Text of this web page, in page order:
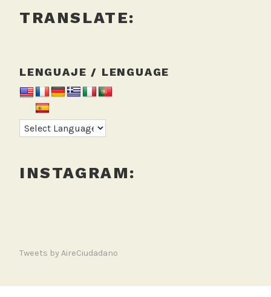
TRANSLATE:
LENGUAJE / LENGUAGE
INSTAGRAM:
Tweets by AireCiudadano